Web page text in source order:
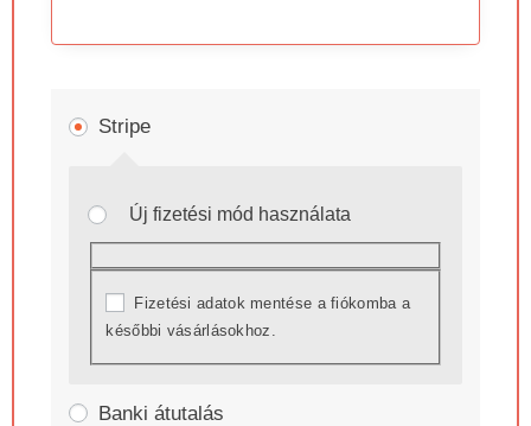
Stripe
Új fizetési mód használata
Fizetési adatok mentése a fiókomba a
későbbi vásárlásokhoz.
Banki átutalás